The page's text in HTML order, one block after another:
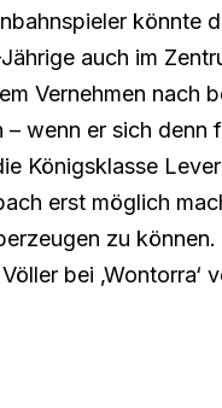
könnte
auch im
Vernehmen nach
wenn er sich
Königsklasse
erst möglich
zu
bei ‚Wontorra‘